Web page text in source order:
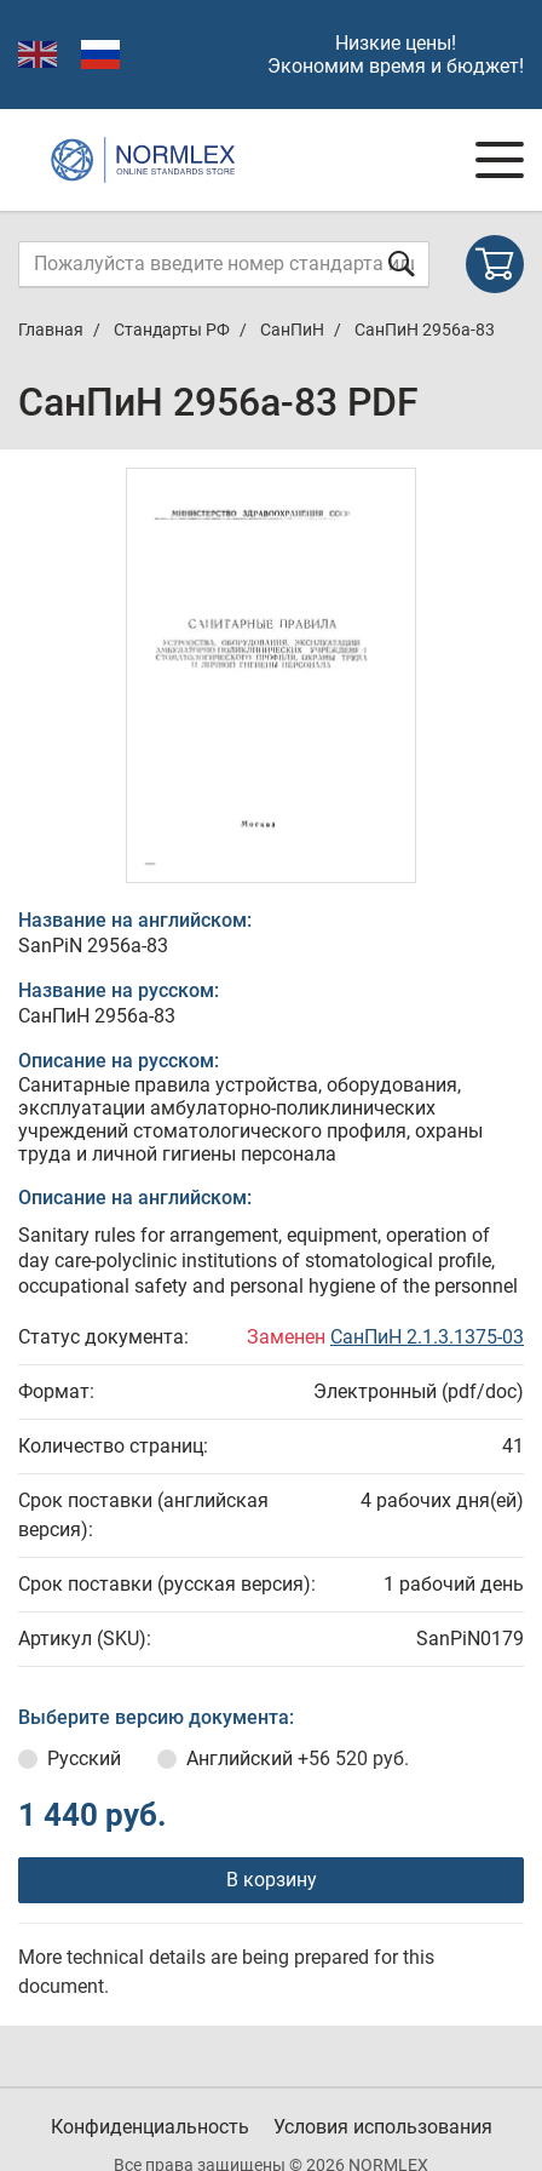
Низкие цены!
Экономим время и бюджет!
Главная Стандарты РФ СанПиН СанПиН 2956а-83
СанПиН 2956а-83 PDF
Название на английском:
SanPiN 2956а-83
Название на русском:
СанПиН 2956а-83
Описание на русском:
Санитарные правила устройства, оборудования,
эксплуатации амбулаторно-поликлинических
учреждений стоматологического профиля, охраны
труда и личной гигиены персонала
Описание на английском:
Sanitary rules for arrangement, equipment, operation of
day care-polyclinic institutions of stomatological profile,
occupational safety and personal hygiene of the personnel
Статус документа: Заменен СанПиН 2.1.3.1375-03
Формат: Электронный (pdf/doc)
Количество страниц: 41
Срок поставки (английская
версия):
4 рабочих дня(ей)
Срок поставки (русская версия): 1 рабочий день
Артикул (SKU): SanPiN0179
Выберите версию документа:
Русский
Английский +56 520 руб.
1 440 руб.
В корзину
More technical details are being prepared for this
document.
Конфиденциальность Условия использования
Все права защищены © 2026 NORMLEX